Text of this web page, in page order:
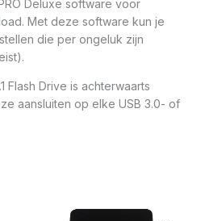
Deluxe software voor
Met deze software kun je
die per ongeluk zijn
Flash Drive is achterwaarts
aansluiten op elke USB 3.0- of